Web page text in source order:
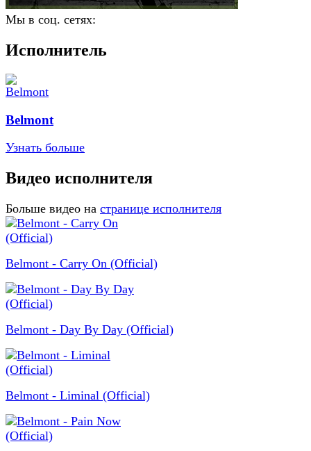
Мы в соц. сетях:
Исполнитель
Belmont
Узнать больше
Видео исполнителя
Больше видео на странице исполнителя
Belmont - Carry On (Official)
Belmont - Day By Day (Official)
Belmont - Liminal (Official)